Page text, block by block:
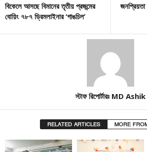
বিকেলে আসছে বিমানের তৃতীয় প্রজন্মের
বোয়িং ৭৮৭ ড্রিমলাইনার ‘গাঙচিল’
জনপ্রিয়তা
স্টাফ রিপোর্টারঃ MD Ashik
RELATED ARTICLES MORE